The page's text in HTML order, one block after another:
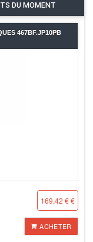
DU MOMENT
467BF.JP10PB
169,42 € €
ACHETER